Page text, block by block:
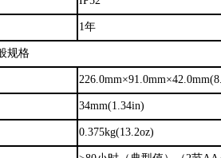
1年
规格
34mm(1.34in)
0.375kg(13.2oz)